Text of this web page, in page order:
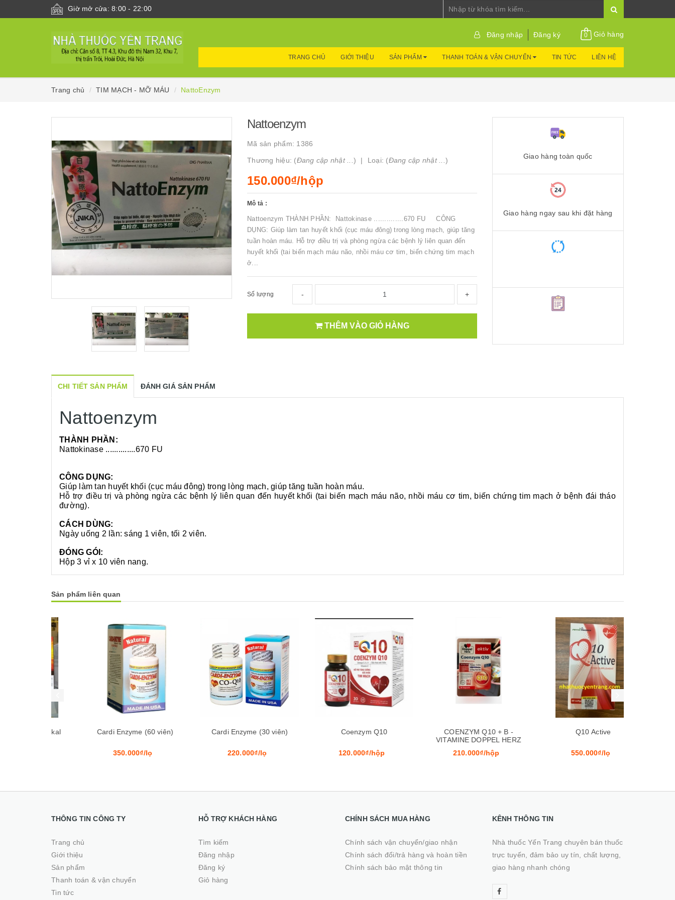
Giờ mở cửa: 8:00 - 22:00
Đăng nhập Đăng ký 0 Giỏ hàng
TRANG CHỦ GIỚI THIỆU SẢN PHẨM THANH TOÁN & VẬN CHUYỂN TIN TỨC LIÊN HỆ
Trang chủ TIM MẠCH - MỠ MÁU NattoEnzym
Nattoenzym
Mã sản phẩm: 1386
Thương hiệu: (Đang cập nhật ... ) Loại: (Đang cập nhật ... )
150.000₫/hộp
Mô tả :
Nattoenzym THÀNH PHẦN: Nattokinase ..............670 FU CÔNG
DỤNG: Giúp làm tan huyết khối (cục máu đông) trong lòng mạch, giúp tăng
tuần hoàn máu. Hỗ trợ điều trị và phòng ngừa các bệnh lý liên quan đến
huyết khối (tai biến mạch máu não, nhồi máu cơ tim, biến chứng tim mạch
ở...
Số lượng - +
THÊM VÀO GIỎ HÀNG
Giao hàng toàn quốc
Giao hàng ngay sau khi đặt hàng
CHI TIẾT SẢN PHẨM ĐÁNH GIÁ SẢN PHẨM
Nattoenzym
THÀNH PHẦN:
Nattokinase ..............670 FU
CÔNG DỤNG:
Giúp làm tan huyết khối (cục máu đông) trong lòng mạch, giúp tăng tuần hoàn máu.
Hỗ trợ điều trị và phòng ngừa các bệnh lý liên quan đến huyết khối (tai biến mạch máu não, nhồi máu cơ tim, biến chứng tim mạch ở bệnh đái tháo
đường).
CÁCH DÙNG:
Ngày uống 2 lần: sáng 1 viên, tối 2 viên.
ĐÓNG GÓI:
Hộp 3 vỉ x 10 viên nang.
Sản phẩm liên quan
Xem nhanh Xem nhanh
Cardi Enzyme (60 viên)
350.000₫/lọ
Xem nhanh
Cardi Enzyme (30 viên)
220.000₫/lọ
Mua hàng Xem nhanh
Coenzym Q10
120.000₫/hộp
COENZYM Q10 + B -
VITAMINE DOPPEL HERZ
210.000₫/hộp
Mua hàng
Q10 Active
550.000₫/lọ
Mua hàng
THÔNG TIN CÔNG TY
Trang chủ
Giới thiệu
Sản phẩm
Thanh toán & vận chuyển
Tin tức
HỖ TRỢ KHÁCH HÀNG
Tìm kiếm
Đăng nhập
Đăng ký
Giỏ hàng
CHÍNH SÁCH MUA HÀNG
Chính sách vận chuyển/giao nhận
Chính sách đổi/trả hàng và hoàn tiền
Chính sách bảo mật thông tin
KÊNH THÔNG TIN
Nhà thuốc Yến Trang chuyên bán thuốc
trực tuyến, đảm bảo uy tín, chất lượng,
giao hàng nhanh chóng